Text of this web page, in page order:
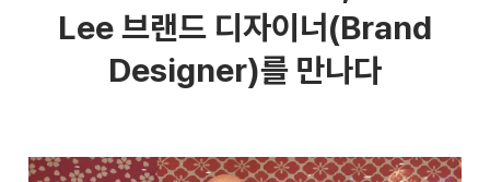
Lee 브랜드 디자이너(Brand
Designer)를 만나다